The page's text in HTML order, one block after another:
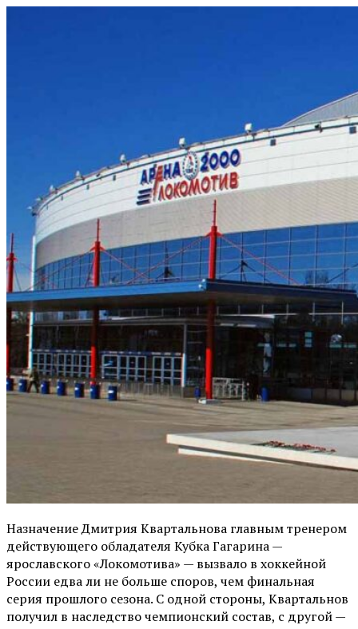
Назначение Дмитрия Квартальнова главным тренером
действующего обладателя Кубка Гагарина —
ярославского «Локомотива» — вызвало в хоккейной
России едва ли не больше споров, чем финальная
серия прошлого сезона. С одной стороны, Квартальнов
получил в наследство чемпионский состав, с другой —